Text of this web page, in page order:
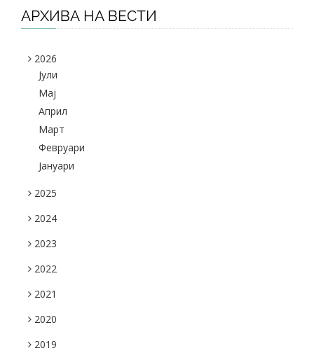
АРХИВА НА ВЕСТИ
2026
Јули
Maj
Април
Март
Февруари
Јануари
2025
2024
2023
2022
2021
2020
2019